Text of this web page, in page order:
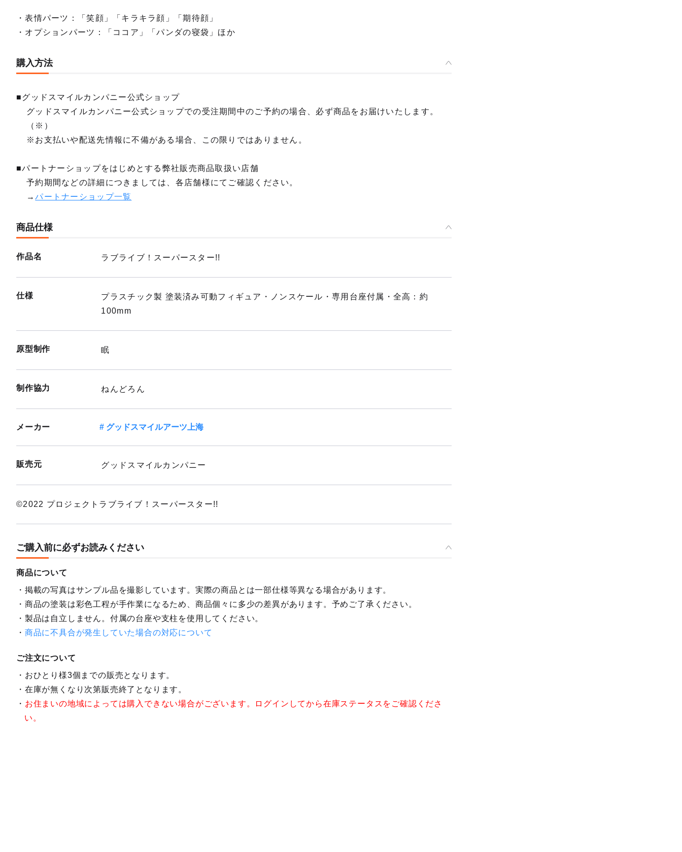
・表情パーツ：「笑顔」「キラキラ顔」「期待顔」
・オプションパーツ：「ココア」「パンダの寝袋」ほか
購入方法
■グッドスマイルカンパニー公式ショップ
グッドスマイルカンパニー公式ショップでの受注期間中のご予約の場合、必ず商品をお届けいたします。
（※）
※お支払いや配送先情報に不備がある場合、この限りではありません。
■パートナーショップをはじめとする弊社販売商品取扱い店舗
予約期間などの詳細につきましては、各店舗様にてご確認ください。
→パートナーショップ一覧
商品仕様
作品名 ラブライブ！スーパースター!!
仕様
プラスチック製 塗装済み可動フィギュア・ノンスケール・専用台座付属・全高：約
100mm
原型制作 眠
制作協力 ねんどろん
メーカー グッドスマイルアーツ上海
販売元 グッドスマイルカンパニー
©2022 プロジェクトラブライブ！スーパースター!!
ご購入前に必ずお読みください
商品について
掲載の写真はサンプル品を撮影しています。実際の商品とは一部仕様等異なる場合があります。
商品の塗装は彩色工程が手作業になるため、商品個々に多少の差異があります。予めご了承ください。
製品は自立しません。付属の台座や支柱を使用してください。
商品に不具合が発生していた場合の対応について
ご注文について
おひとり様3個までの販売となります。
在庫が無くなり次第販売終了となります。
お住まいの地域によっては購入できない場合がございます。ログインしてから在庫ステータスをご確認くださ
い。